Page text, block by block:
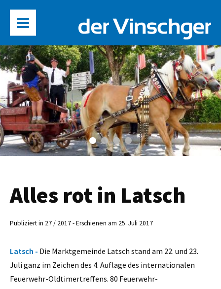
Alles rot in Latsch
Publiziert in 27 / 2017 - Erschienen am 25. Juli 2017
Latsch - Die Marktgemeinde Latsch stand am 22. und 23.
Juli ganz im Zeichen des 4. Auf­lage des internationalen
Feuerwehr-Oldtimertreffens. 80 Feuerwehr-